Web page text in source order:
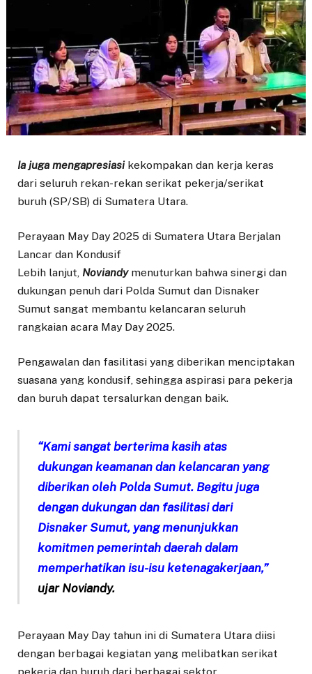
Ia juga mengapresiasikekompakan dan kerja keras
dari seluruh rekan-rekan serikat pekerja/serikat
buruh (SP/SB) di Sumatera Utara.
Perayaan May Day 2025 di Sumatera Utara Berjalan
Lancar dan Kondusif
Lebih lanjut, Noviandymenuturkan bahwa sinergi dan
dukungan penuh dari Polda Sumut dan Disnaker
Sumut sangat membantu kelancaran seluruh
rangkaian acara May Day 2025.
Pengawalan dan fasilitasi yang diberikan menciptakan
suasana yang kondusif, sehingga aspirasi para pekerja
dan buruh dapat tersalurkan dengan baik.
“Kami sangat berterima kasih atas
dukungan keamanan dan kelancaran yang
diberikan oleh Polda Sumut. Begitu juga
dengan dukungan dan fasilitasi dari
Disnaker Sumut, yang menunjukkan
komitmen pemerintah daerah dalam
memperhatikan isu-isu ketenagakerjaan,”
ujar Noviandy.
Perayaan May Day tahun ini di Sumatera Utara diisi
dengan berbagai kegiatan yang melibatkan serikat